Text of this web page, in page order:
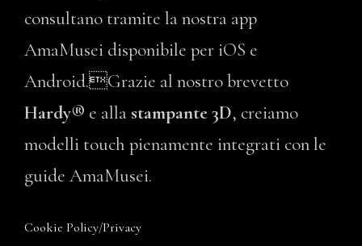
consultano tramite la nostra app
AmaMusei disponibile per iOS e
Android.Grazie al nostro brevetto
Hardy® e alla stampante 3D, creiamo
modelli touch pienamente integrati con le
guide AmaMusei.
Cookie Policy/Privacy